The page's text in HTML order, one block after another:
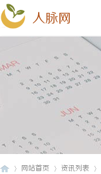
人脉网
网站首页 资讯列表